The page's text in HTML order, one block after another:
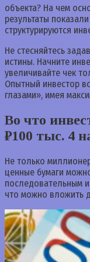
объекта? На чем
результаты
структурируются
Не стесняйтесь
истины. Начните
увеличивайте чек
Опытный инвестор
глазами», имея
Во что
₽100 тыс. 4
Не только
ценные бумаги
последовательным
что можно вложить